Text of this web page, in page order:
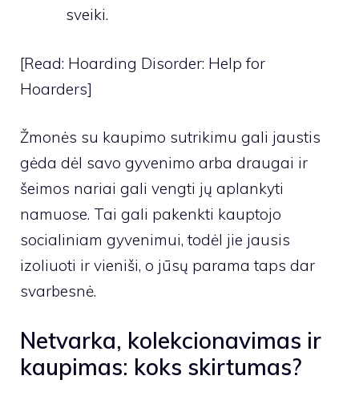
sveiki.
[Read: Hoarding Disorder: Help for
Hoarders]
Žmonės su kaupimo sutrikimu gali jaustis
gėda dėl savo gyvenimo arba draugai ir
šeimos nariai gali vengti jų aplankyti
namuose. Tai gali pakenkti kauptojo
socialiniam gyvenimui, todėl jie jausis
izoliuoti ir vieniši, o jūsų parama taps dar
svarbesnė.
Netvarka, kolekcionavimas ir
kaupimas: koks skirtumas?